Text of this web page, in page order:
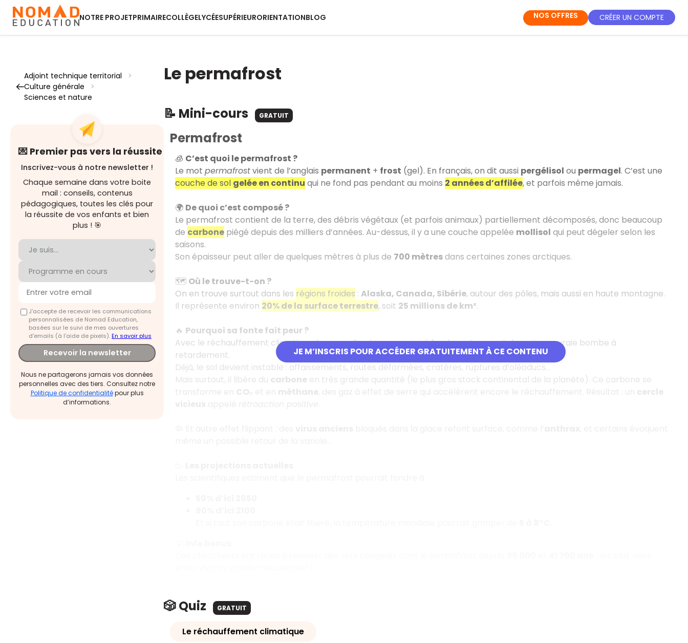
NOTRE PROJETPRIMAIRECOLLÈGELYCÉESUPÉRIEURORIENTATIONBLOG NOS OFFRES CRÉER UN COMPTE
Adjoint technique territorial
>
Culture générale
>
Sciences et nature
💌 Premier pas vers la réussite
Inscrivez-vous à notre newsletter !
Chaque semaine dans votre boite
mail : conseils, contenus
pédagogiques, toutes les clés pour
la réussite de vos enfants et bien
plus ! 🎯
J'accepte de recevoir les communications
personnalisées de Nomad Education,
basées sur le suivi de mes ouvertures
d'emails (à l’aide de pixels).En savoir plus
Recevoir la newsletter
Nous ne partagerons jamais vos données
personnelles avec des tiers. Consultez notre
Politique de confidentialitépour plus
d’informations.
Le permafrost
📝 Mini-cours GRATUIT
JE M’INSCRIS POUR ACCÉDER GRATUITEMENT À CE CONTENU
Permafrost
🧊 C’est quoi le permafrost ?
Le mot permafrostvient de l’anglais permanent + frost (gel). En français, on dit aussi pergélisol ou permagel. C’est une
couche de sol gelée en continu qui ne fond pas pendant au moins 2 années d’affilée, et parfois même jamais.
🌍 De quoi c’est composé ?
Le permafrost contient de la terre, des débris végétaux (et parfois animaux) partiellement décomposés, donc beaucoup
de carbonepiégé depuis des milliers d’années. Au-dessus, il y a une couche appelée mollisol qui peut dégeler selon les
saisons.
Son épaisseur peut aller de quelques mètres à plus de 700 mètresdans certaines zones arctiques.
🗺️ Où le trouve-t-on ?
On en trouve surtout dans les régions froides : Alaska, Canada, Sibérie, autour des pôles, mais aussi en haute montagne.
Il représente environ 20% de la surface terrestre, soit 25 millions de km².
🔥 Pourquoi sa fonte fait peur ?
Avec le réchauffement climatique, le permafrost commence à fondre… et ça peut devenir une vraie bombe à
retardement.
Déjà, le sol devient instable : affaissements, routes déformées, cratères, ruptures d’oléoducs…
Mais surtout, il libère du carbone en très grande quantité (le plus gros stock continental de la planète). Ce carbone se
transforme en
CO₂ et en méthane , des gaz à effet de serre qui accélèrent encore le réchauffement. Résultat : un
cercle
🎲 Quiz GRATUIT
Le réchauffement climatique